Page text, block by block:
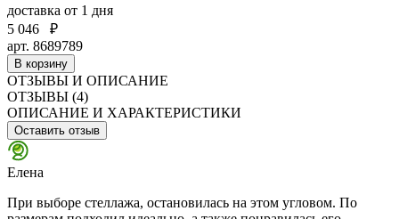
доставка от 1 дня
5 046
₽
арт. 8689789
В корзину
ОТЗЫВЫ И ОПИСАНИЕ
ОТЗЫВЫ (4)
ОПИСАНИЕ И ХАРАКТЕРИСТИКИ
Оставить отзыв
Елена
При выборе стеллажа, остановилась на этом угловом. По